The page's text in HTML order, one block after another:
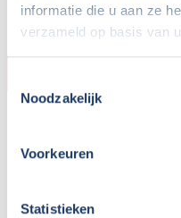
informatie die u aan ze
verzameld op basis van
Noodzakelijk
Voorkeuren
Statistieken
Koopdatum: